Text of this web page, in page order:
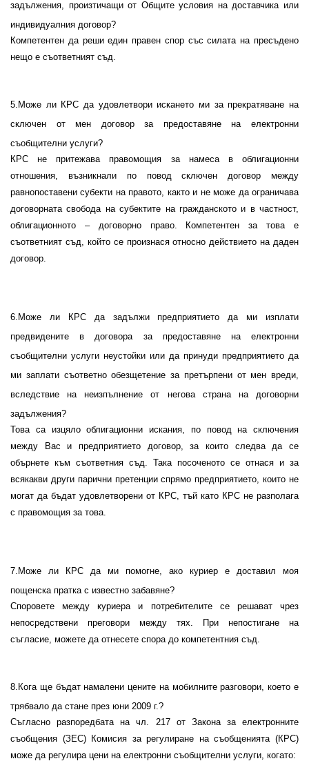
задължения, произтичащи от Общите условия на доставчика или
индивидуалния договор?
Компетентен да реши един правен спор със силата на пресъдено
нещо е съответният съд.
5 .Може ли КРС да удовлетвори искането ми за прекратяване на
сключен от мен договор за предоставяне на електронни
съобщителни услуги?
КРС не притежава правомощия за намеса в облигационни
отношения, възникнали по повод сключен договор между
равнопоставени субекти на правото, както и не може да ограничава
договорната свобода на субектите на гражданското и в частност,
облигационното – договорно право. Компетентен за това е
съответният съд, който се произнася относно действието на даден
договор.
6 .Може ли КРС да задължи предприятието да ми изплати
предвидените в договора за предоставяне на електронни
съобщителни услуги неустойки или да принуди предприятието да
ми заплати съответно обезщетение за претърпени от мен вреди,
вследствие на неизпълнение от негова страна на договорни
задължения?
Това са изцяло облигационни искания, по повод на сключения
между Вас и предприятието договор, за които следва да се
обърнете към съответния съд. Така посоченото се отнася и за
всякакви други парични претенции спрямо предприятието, които не
могат да бъдат удовлетворени от КРС, тъй като КРС не разполага
с правомощия за това.
7 .Може ли КРС да ми помогне, ако куриер е доставил моя
пощенска пратка с известно забавяне?
Споровете междукуриерa и потребителите се решават чрез
непосредствени преговори между тях. При непостигане на
съгласие, можете да отнесете спора до компетентния съд.
8 .Кога ще бъдат намалени цените на мобилните разговори, което е
трябвало да стане през юни 2009 г.?
Съгласно разпоредбатана чл. 217 от Закона за електронните
съобщения (ЗЕС) Комисия за регулиране на съобщенията (КРС)
може да регулира цени на електронни съобщителни услуги, когато: